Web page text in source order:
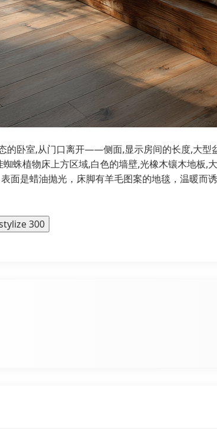
的卧室,从门口离开——侧面,显示房间的长度,大型
蛛植物床上方区域,白色的墙壁,光橡木镶木地板
面是蜡油抛光，床脚有羊毛图案的地毯，温暖而
300